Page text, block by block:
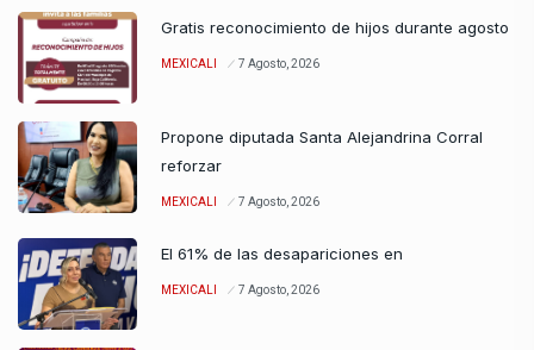
Gratis reconocimiento de hijos durante agosto
MEXICALI 7 Agosto, 2026
Propone diputada Santa Alejandrina Corral
reforzar
MEXICALI 7 Agosto, 2026
El 61% de las desapariciones en
MEXICALI 7 Agosto, 2026